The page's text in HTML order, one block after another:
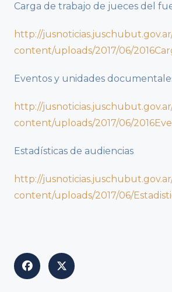
Carga de trabajo de jueces del
http://
content/uploads/2017/06/
Eventos y unidades
http://
content/uploads/2017/06/
Estadísticas de audiencias
http://
content/uploads/2017/06/